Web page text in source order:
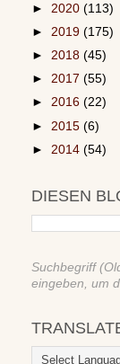
► 2020 (113)
► 2019 (175)
► 2018 (45)
► 2017 (55)
► 2016 (22)
► 2015 (6)
► 2014 (54)
DIESEN
Suchbegriff
eingeben, um